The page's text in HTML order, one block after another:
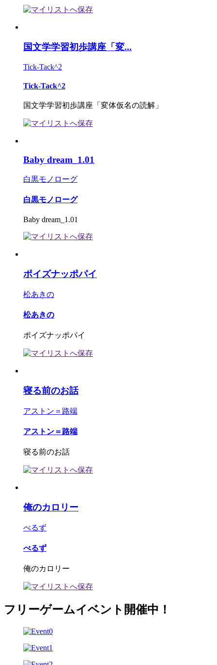
国文学学習初歩講座「変...
Tick-Tack^2
Tick-Tack^2
国文学学習初歩講座「変体仮名の読解」
Baby dream_1.01
白黒モノローグ
白黒モノローグ
Baby dream_1.01
ポイズナッポパイ
松あきの
松あきの
ポイズナッポパイ
寝る前のお話
アストン＝路端
アストン＝路端
寝る前のお話
俺のカロリー
べるず
べるず
俺のカロリー
フリーゲームイベント開催中！